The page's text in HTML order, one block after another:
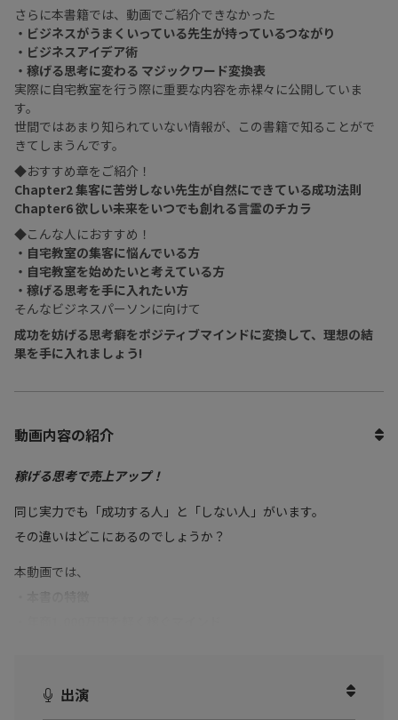
さらに本書籍では、動画でご紹介できなかった
・ビジネスがうまくいっている先生が持っているつながり
・ビジネスアイデア術
・稼げる思考に変わる マジックワード変換表
実際に自宅教室を行う際に重要な内容を赤裸々に公開していま
す。
世間ではあまり知られていない情報が、この書籍で知ることがで
きてしまうんです。
◆おすすめ章をご紹介！
Chapter2 集客に苦労しない先生が自然にできている成功法則
Chapter6 欲しい未来をいつでも創れる言霊のチカラ
◆こんな人におすすめ！
・自宅教室の集客に悩んでいる方
・自宅教室を始めたいと考えている方
・稼げる思考を手に入れたい方
そんなビジネスパーソンに向けて
成功を妨げる思考癖をポジティブマインドに変換して、理想の結
果を手に入れましょう!
動画内容の紹介
稼げる思考で売上アップ！
同じ実力でも「成功する人」と「しない人」がいます。
その違いはどこにあるのでしょうか？
本動画では、
・自宅教室を始めたいと考えている方
出演